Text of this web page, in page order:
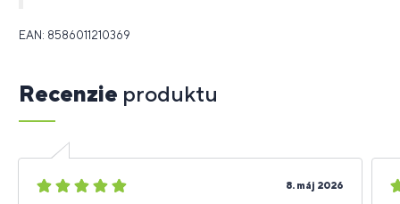
EAN: 8586011210369
Recenzie produktu
5
8. máj 2026
5